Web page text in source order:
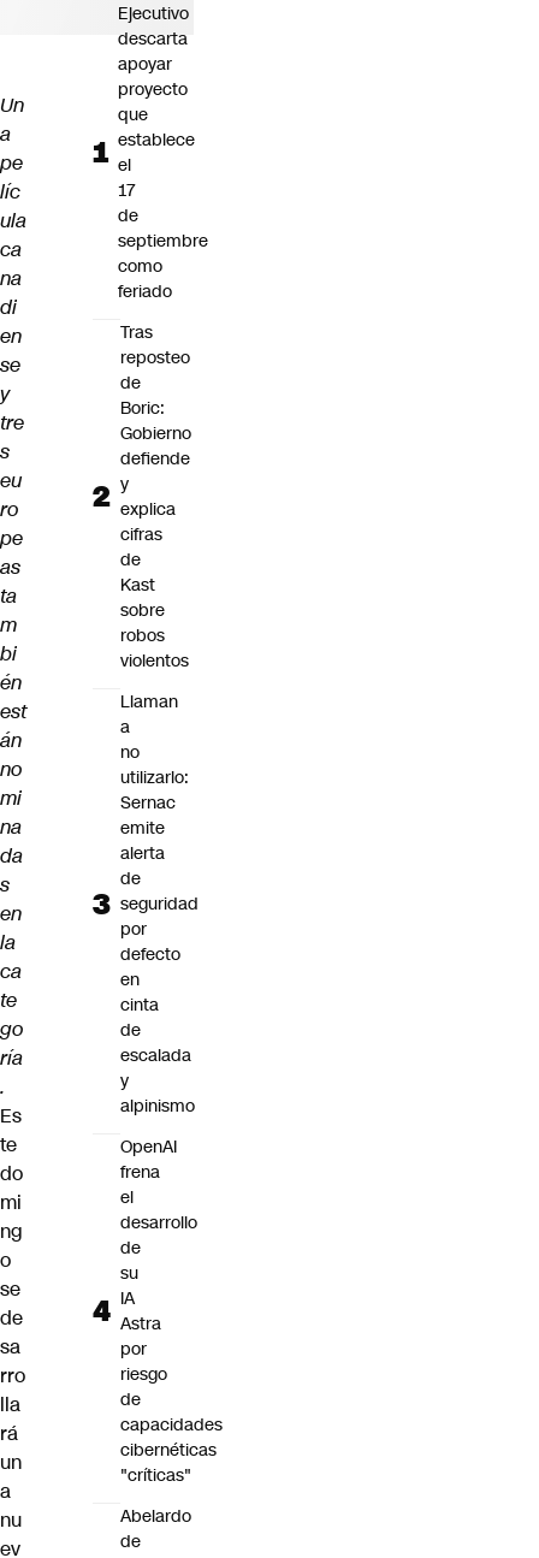
Un
a
pe
líc
ula
ca
na
di
en
se
y
tre
s
eu
ro
pe
as
ta
m
bi
én
est
án
no
mi
na
da
s
en
la
ca
te
go
ría
.
Es
te
do
mi
ng
o
se
de
sa
rro
lla
rá
un
a
nu
ev
Ejecutivo
descarta
apoyar
proyecto
que
establece
el
17
de
septiembre
como
feriado
Tras
reposteo
de
Boric:
Gobierno
defiende
y
explica
cifras
de
Kast
sobre
robos
violentos
Llaman
a
no
utilizarlo:
Sernac
emite
alerta
de
seguridad
por
defecto
en
cinta
de
escalada
y
alpinismo
OpenAI
frena
el
desarrollo
de
su
IA
Astra
por
riesgo
de
capacidades
cibernéticas
"críticas"
Abelardo
de